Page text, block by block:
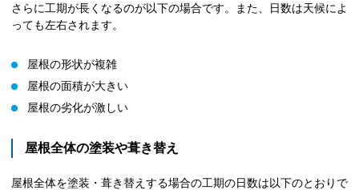
さらに工期が長くなるのが以下の場合です。また、日数は天候によ
っても左右されます。
屋根の形状が複雑
屋根の面積が大きい
屋根の劣化が激しい
屋根全体の塗装や葺き替え
屋根全体を塗装・葺き替えする場合の工期の日数は以下のとおりで